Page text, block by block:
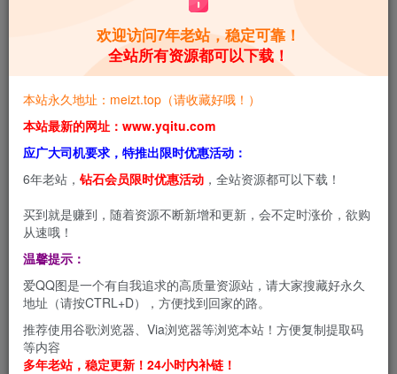
9个月前更新
0
本站预览图进行了压缩和水印，原图无压缩，无本站水
欢迎访问7年老站，稳定可靠！
全站所有资源都可以下载！
本站永久地址：meizt.top（请收藏好哦！）
本站最新的网址：www.yqitu.com
应广大司机要求，特推出限时优惠活动：
6年老站， 钻石会员限时优惠活动 ，全站资源都可以下载！
买到就是赚到，随着资源不断新增和更新，会不定时涨价，欲购
从速哦！
温馨提示：
爱QQ图是一个有自我追求的高质量资源站，请大家搜藏好永久
地址（请按CTRL+D），方便找到回家的路。
推荐使用谷歌浏览器、Via浏览器等浏览本站！方便复制提取码
等内容
多年老站，稳定更新！24小时内补链！